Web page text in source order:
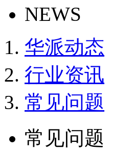
NEWS
华派动态
行业资讯
常见问题
常见问题